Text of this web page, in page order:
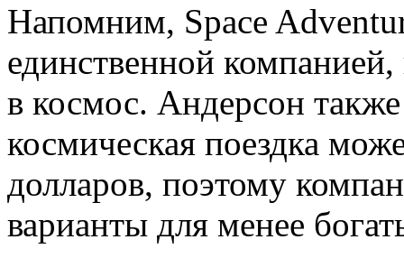
Напомним, Space
единственной
в космос. Андерсон также
космическая поездка
долларов, поэтому
варианты для менее